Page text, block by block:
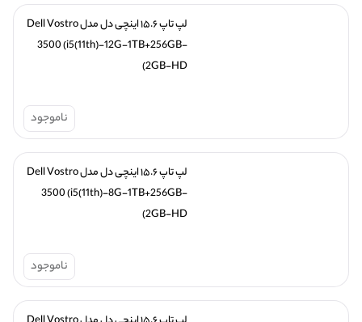
3500 (i5(11th)-12G-1TB+256GB-
2GB-HD)
ناموجود
3500 (i5(11th)-8G-1TB+256GB-
2GB-HD)
ناموجود